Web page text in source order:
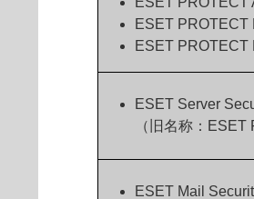
ESET PROTECT
ESET PROTECT
ESET Server
（旧名称：ESET
ESET Mail